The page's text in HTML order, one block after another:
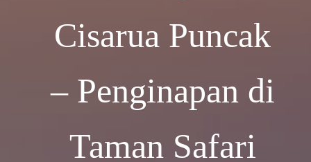
Cisarua Puncak
– Penginapan di
Taman Safari